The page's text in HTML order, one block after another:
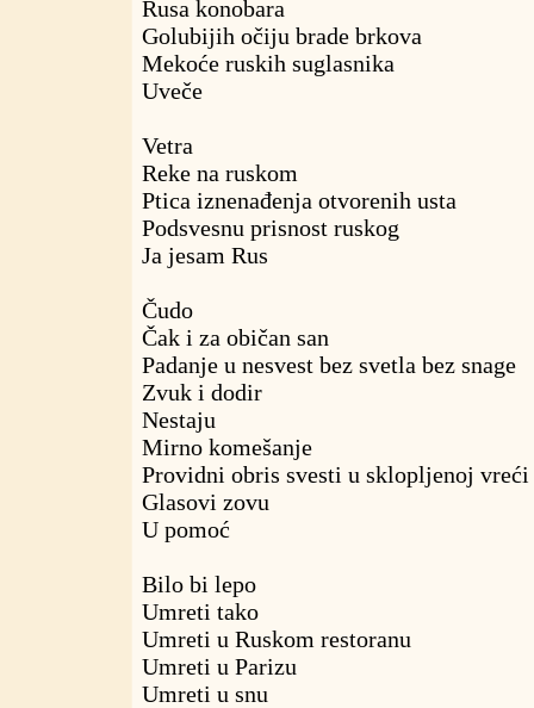
Rusa konobara
Golubijih očiju brade brkova
Mekoće ruskih suglasnika
Uveče
Vetra
Reke na ruskom
Ptica iznenađenja otvorenih usta
Podsvesnu prisnost ruskog
Ja jesam Rus
Čudo
Čak i za običan san
Padanje u nesvest bez svetla bez snage
Zvuk i dodir
Nestaju
Mirno komešanje
Providni obris svesti u sklopljenoj vreći
Glasovi zovu
U pomoć
Bilo bi lepo
Umreti tako
Umreti u Ruskom restoranu
Umreti u Parizu
Umreti u snu